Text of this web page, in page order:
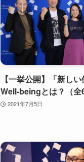
【一挙公開】「新し
Well-beingとは？（全
2021年7月5日